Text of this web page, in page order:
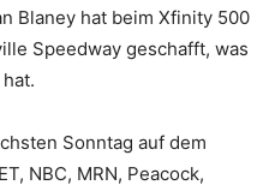
Blaney hat beim Xfinity 500
Speedway geschafft, was
Sonntag auf dem
NBC, MRN, Peacock,